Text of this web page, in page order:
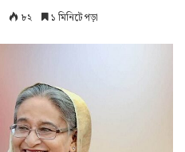
৮২ ১ মিনিটে পড়া